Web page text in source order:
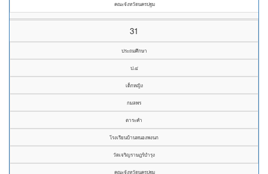
คณะจังหวัดนครปฐม
31
ประถมศึกษา
ป.๔
เด็กหญิง
กมลพร
ตาระคำ
โรงเรียนบ้านหนองพงนก
วัดเจริญราษฎร์บำรุง
คณะจังหวัดนครปฐม